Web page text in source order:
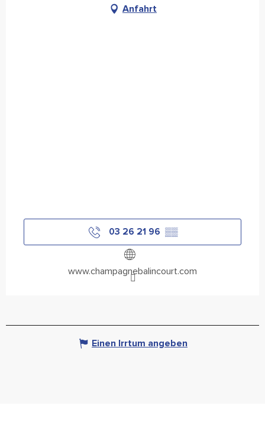
Anfahrt
03 26 21 96 ▒▒
www.champagnebalincourt.com
Einen Irrtum angeben